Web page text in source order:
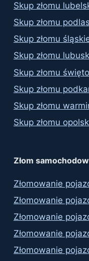
Skup złomu
Skup złomu
Skup złomu
Skup złomu
Skup złomu
Skup złomu
Skup złomu
Skup złomu
Złom
Złomowanie
Złomowanie
Złomowanie
Złomowanie
Złomowanie